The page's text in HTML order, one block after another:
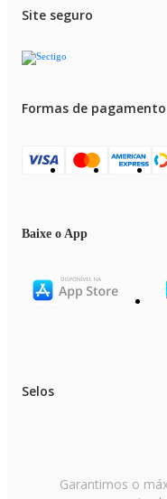
Site seguro
Formas de pagamento
Baixe o App
Selos
Garantimos o